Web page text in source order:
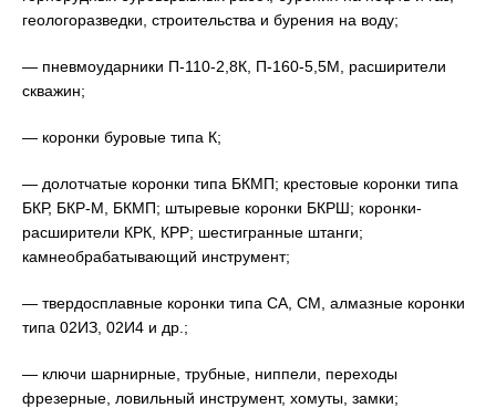
геологоразведки, строительства и бурения на воду;
— пневмоударники П-110-2,8К, П-160-5,5М, расширители
скважин;
— коронки буровые типа К;
— долотчатые коронки типа БКМП; крестовые коронки типа
БКР, БКР-М, БКМП; штыревые коронки БКРШ; коронки-
расширители КРК, КРР; шестигранные штанги;
камнеобрабатывающий инструмент;
— твердосплавные коронки типа СА, СМ, алмазные коронки
типа 02ИЗ, 02И4 и др.;
— ключи шарнирные, трубные, ниппели, переходы
фрезерные, ловильный инструмент, хомуты, замки;